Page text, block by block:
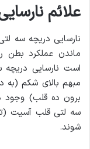
علائم
نارسایی دریچه سه
ماندن عملکرد
است نارسایی دریچه
مبهم بالای شکم (به
برون ده قلب) وجود
سه لتی قلب آسیت
شوند.